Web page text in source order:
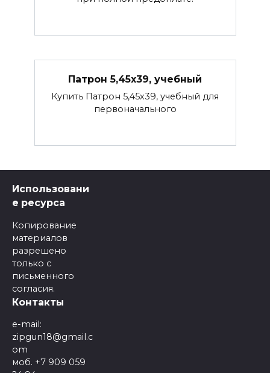
Патрон 5,45х39, учебный
Купить Патрон 5,45х39, учебный для
первоначального
Использовани
е ресурса
Копирование
материалов
разрешено
только с
письменного
согласия.
Контакты
e-mail:
zipgun18@gmail.c
om
моб. +7 909 059